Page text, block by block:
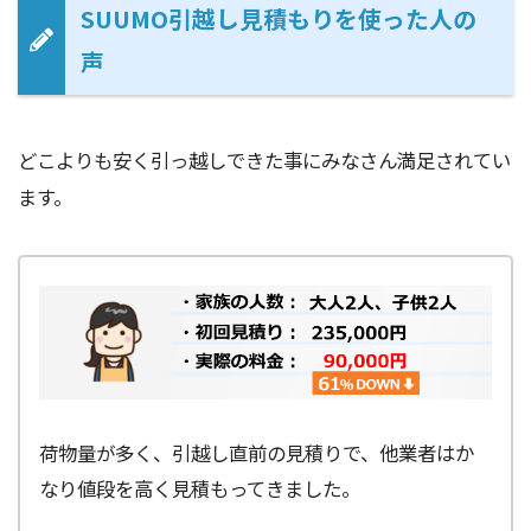
SUUMO引越し見積もりを使った人の
声
どこよりも安く引っ越しできた事にみなさん満足されてい
ます。
荷物量が多く、引越し直前の見積りで、他業者はか
なり値段を高く見積もってきました。